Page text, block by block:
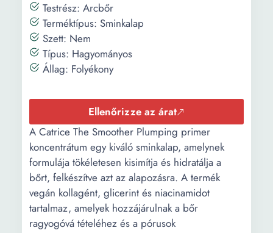
Testrész: Arcbőr
Terméktípus: Sminkalap
Szett: Nem
Típus: Hagyományos
Állag: Folyékony
Ellenőrizze az árat
A Catrice The Smoother Plumping primer
koncentrátum egy kiváló sminkalap, amelynek
formulája tökéletesen kisimítja és hidratálja a
bőrt, felkészítve azt az alapozásra. A termék
vegán kollagént, glicerint és niacinamidot
tartalmaz, amelyek hozzájárulnak a bőr
ragyogóvá tételéhez és a pórusok